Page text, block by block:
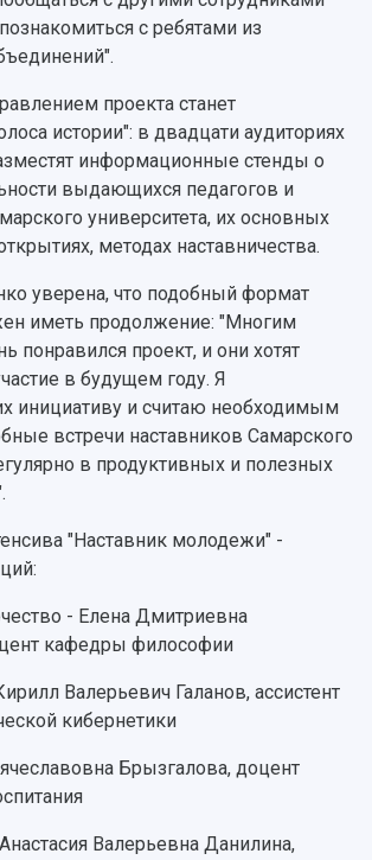
с ребятами из
проекта станет
истории": в двадцати аудиториях
информационные стенды о
выдающихся педагогов и
университета, их основных
методах наставничества.
уверена, что подобный формат
иметь продолжение: "Многим
понравился проект, и они хотят
в будущем году. Я
инициативу и считаю необходимым
встречи наставников Самарского
в продуктивных и полезных
"Наставник молодежи" -
- Елена Дмитриевна
кафедры философии
Валерьевич Галанов, ассистент
кибернетики
Брызгалова, доцент
Валерьевна Данилина,